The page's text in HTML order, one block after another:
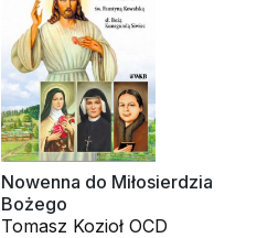
Nowenna do Miłosierdzia
Bożego
Tomasz Kozioł OCD